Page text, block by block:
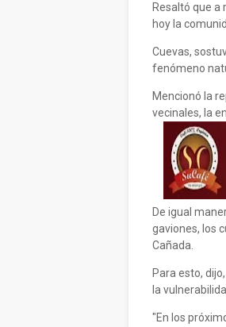
Resaltó que a
hoy la
Cuevas,
fenómeno
Mencionó la
vecinales, la
De igual
gaviones, los
Cañada.
Para esto,
la
"En los